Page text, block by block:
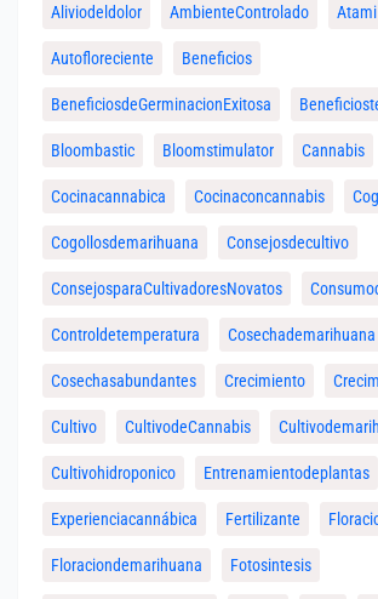
Aliviodeldolor AmbienteControlado Atami
Autofloreciente Beneficios
BeneficiosdeGerminacionExitosa
Bloombastic Bloomstimulator Cannabis
Cocinacannabica Cocinaconcannabis
Cogollosdemarihuana Consejosdecultivo
ConsejosparaCultivadoresNovatos
Controldetemperatura Cosechademarihuana
Cosechasabundantes Crecimiento
Cultivo CultivodeCannabis
Cultivohidroponico Entrenamientodeplantas
Experienciacannábica Fertilizante
Floraciondemarihuana Fotosintesis